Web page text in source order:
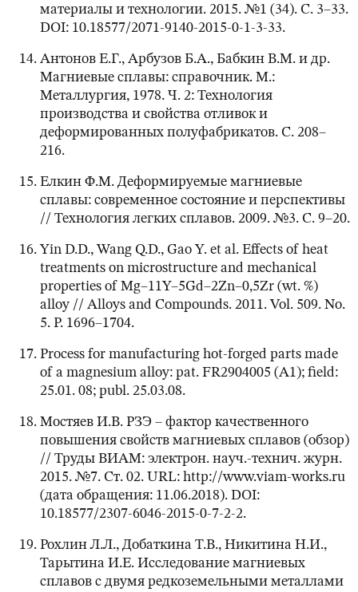
материалы и технологии. 2015. №1 (34). С. 3–33.
DOI: 10.18577/2071-9140-2015-0-1-3-33.
Антонов Е.Г., Арбузов Б.А., Бабкин В.М. и др.
Магниевые сплавы: справочник. М.:
Металлургия, 1978. Ч. 2: Технология
производства и свойства отливок и
деформированных полуфабрикатов. С. 208–
216.
Елкин Ф.М. Деформируемые магниевые
сплавы: современное состояние и перспективы
// Технология легких сплавов. 2009. №3. С. 9–20.
Yin D.D., Wang Q.D., Gao Y. et al. Effects of heat
treatments on microstructure and mechanical
properties of Mg–11Y–5Gd–2Zn–0,5Zr (wt. %)
alloy // Alloys and Compounds. 2011. Vol. 509. No.
5. P. 1696–1704.
Process for manufacturing hot-forged parts made
of a magnesium alloy: pat. FR2904005 (A1); field:
25.01. 08; publ. 25.03.08.
Мостяев И.В. РЗЭ – фактор качественного
повышения свойств магниевых сплавов (обзор)
// Труды ВИАМ: электрон. науч.-технич. журн.
2015. №7. Ст. 02. URL: http://www.viam-works.ru
(дата обращения: 11.06.2018). DOI:
10.18577/2307-6046-2015-0-7-2-2.
Рохлин Л.Л., Добаткина Т.В., Никитина Н.И.,
Тарытина И.Е. Исследование магниевых
сплавов с двумя редкоземельными металлами